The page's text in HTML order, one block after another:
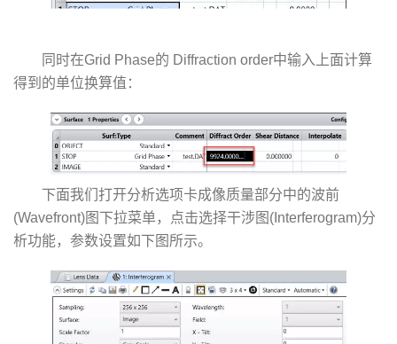
同时在Grid Phase的 Diffraction order中输入上面计算
得到的单位换算值：
下面我们打开分析选项卡成像质量部分中的波前
(Wavefront)图下拉菜单，点击选择干涉图(Interferogram)分
析功能，参数设置如下图所示。